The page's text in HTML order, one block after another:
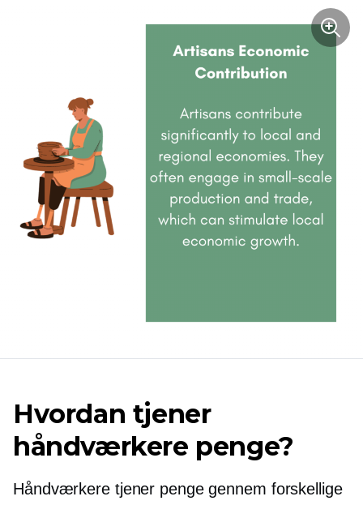
Hvordan tjener
håndværkere penge?
Håndværkere tjener penge gennem forskellige